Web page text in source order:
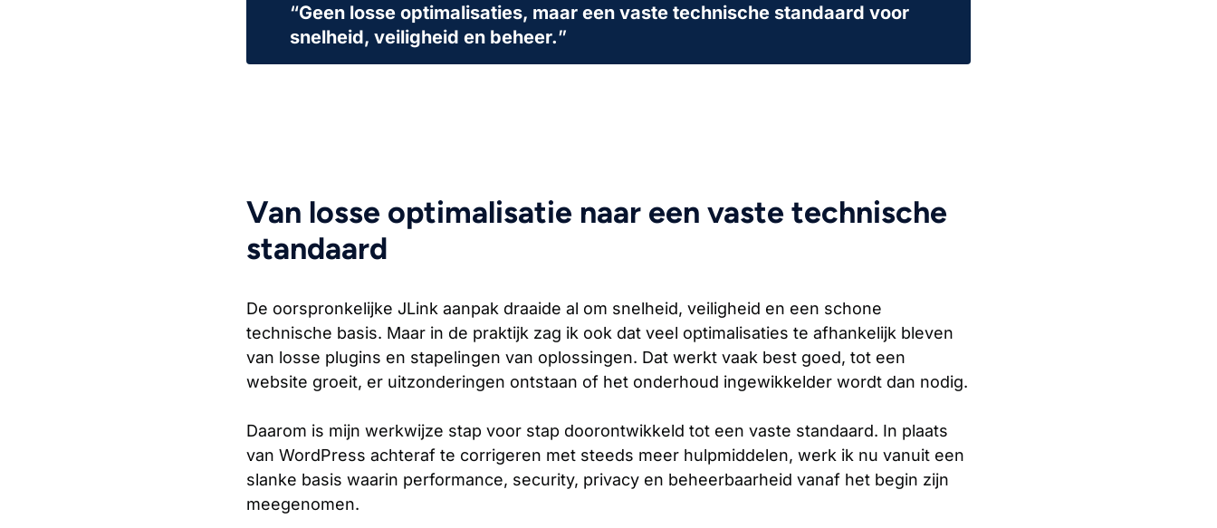
“Geen losse optimalisaties, maar een vaste technische standaard voor
snelheid, veiligheid en beheer.”
Van losse optimalisatie naar een vaste technische
standaard
De oorspronkelijke JLink aanpak draaide al om snelheid, veiligheid en een schone
technische basis. Maar in de praktijk zag ik ook dat veel optimalisaties te afhankelijk bleven
van losse plugins en stapelingen van oplossingen. Dat werkt vaak best goed, tot een
website groeit, er uitzonderingen ontstaan of het onderhoud ingewikkelder wordt dan nodig.
Daarom is mijn werkwijze stap voor stap doorontwikkeld tot een vaste standaard. In plaats
van WordPress achteraf te corrigeren met steeds meer hulpmiddelen, werk ik nu vanuit een
slanke basis waarin performance, security, privacy en beheerbaarheid vanaf het begin zijn
meegenomen.